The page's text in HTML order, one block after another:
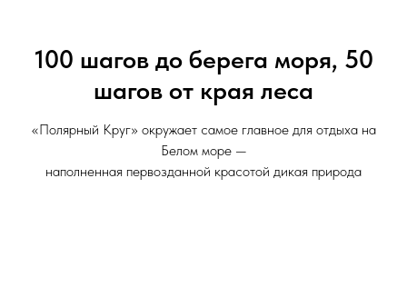
100 шагов до берега моря, 50
шагов от края леса
«Полярный Круг» окружает самое главное для отдыха на
Белом море —
наполненная первозданной красотой дикая природа